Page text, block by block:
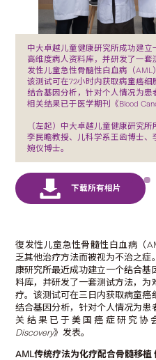
中大卓越儿童健康研究所成功建
高维度病人资料库，并研发了一
发性儿童急性骨髓性白血病（AML
该测试可在72小时内获取病童癌
结合基因分析，针对个人情况为患
相关结果已于医学期刊《Blood
（左起）中大卓越儿童健康研究
李民瞻教授、儿科学系王函博士
婉仪博士。
復发性儿童急性骨髓性白血病（
乏其他治疗方法而被视为不治之
康研究所最近成功建立一个结合
料库，并研发了一套测试方法，
疗。该测试可在三日内获取病童
结合基因分析，针对个人情况为
关结果已于美国癌症研究协
Discovery》发表。
AML传统疗法为化疗配合骨髓移植